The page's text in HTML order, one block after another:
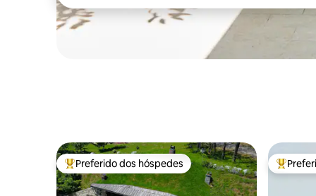
Entre os melhores preferidos dos hóspedes
Preferido dos hóspedes Entre